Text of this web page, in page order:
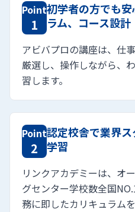
Point
1
初学者の方でも
ラム、コース設計
アビバプロの講座は、仕
厳選し、操作しながら、
習します。
Point
2
認定校舎で業界
学習
リンクアカデミーは、オ
グセンター学校数全国
務に即したカリキュラム